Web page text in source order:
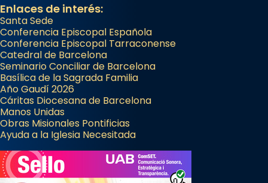
Enlaces de interés:
Santa Sede
Conferencia Episcopal Española
Conferencia Episcopal Tarraconense
Catedral de Barcelona
Seminario Conciliar de Barcelona
Basílica de la Sagrada Familia
Año Gaudí 2026
Cáritas Diocesana de Barcelona
Manos Unidas
Obras Misionales Pontificias
Ayuda a la Iglesia Necesitada